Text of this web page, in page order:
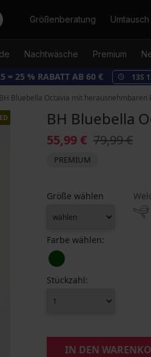
SucheGrößenberatung
Nachtwäsche Premium
= 25 % RABATT AB 60 € 13S
BH Bluebella Octavia mit herausnehmbaren
BH Bluebella
55,99 € 79,99 €
PREMIUM
Größe wählen
Farbe wählen:
Stückzahl:
IN DEN